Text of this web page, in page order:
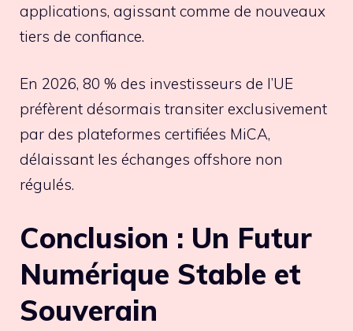
applications, agissant comme de nouveaux
tiers de confiance.
En 2026, 80 % des investisseurs de l’UE
préfèrent désormais transiter exclusivement
par des plateformes certifiées MiCA,
délaissant les échanges offshore non
régulés.
Conclusion : Un Futur
Numérique Stable et
Souverain